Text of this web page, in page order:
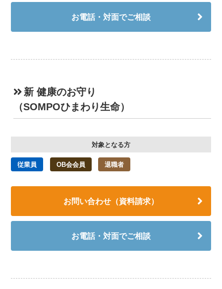
お電話・対面でご相談
新 健康のお守り
（SOMPOひまわり生命）
対象となる方
従業員 OB会会員 退職者
お問い合わせ（資料請求）
お電話・対面でご相談